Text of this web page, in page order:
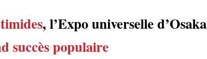
, l’Expo universelle d’Osaka
succès populaire